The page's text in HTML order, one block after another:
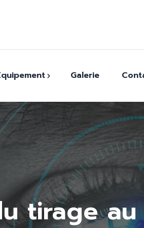
Canules et Aiguilles
Coques et conformateurs
Couteaux Ophtalmiques
Draps stériles
Fils de suture
Implants Intraoculaires
Air
Galerie
tirage